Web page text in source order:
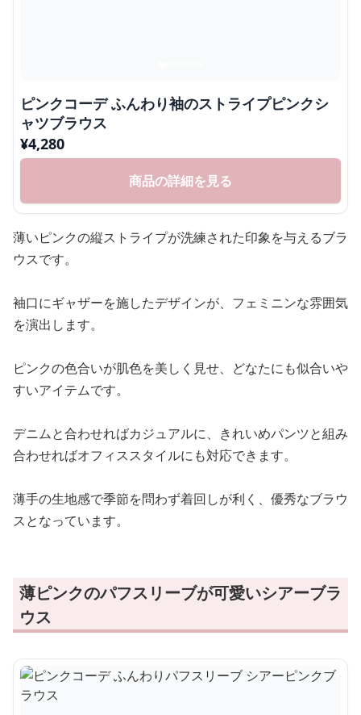
ピンクコーデ ふんわり袖のストライプピンクシ
ャツブラウス
¥4,280
商品の詳細を見る
薄いピンクの縦ストライプが洗練された印象を与えるブラ
ウスです。
袖口にギャザーを施したデザインが、フェミニンな雰囲気
を演出します。
ピンクの色合いが肌色を美しく見せ、どなたにも似合いや
すいアイテムです。
デニムと合わせればカジュアルに、きれいめパンツと組み
合わせればオフィススタイルにも対応できます。
薄手の生地感で季節を問わず着回しが利く、優秀なブラウ
スとなっています。
薄ピンクのパフスリーブが可愛いシアーブラ
ウス